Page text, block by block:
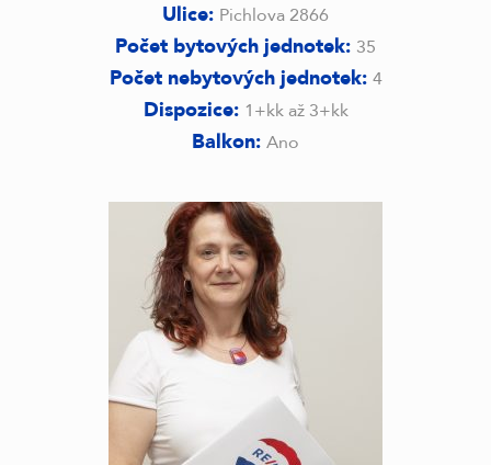
Ulice: Pichlova 2866
Počet bytových jednotek: 35
Počet nebytových jednotek: 4
Dispozice: 1+kk až 3+kk
Balkon: Ano